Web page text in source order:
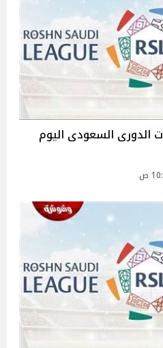
الدورى السعودى اليوم